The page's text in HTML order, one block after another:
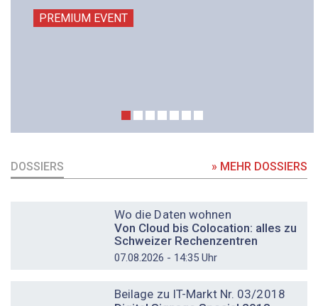
PREMIUM EVENT
DOSSIERS » MEHR DOSSIERS
Wo die Daten wohnen
Von Cloud bis Colocation: alles zu
Schweizer Rechenzentren
07.08.2026 - 14:35 Uhr
Beilage zu IT-Markt Nr. 03/2018